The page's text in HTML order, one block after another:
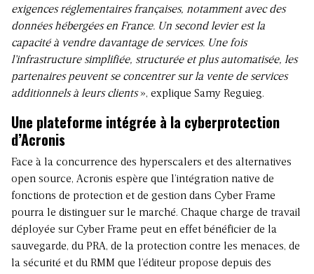
exigences réglementaires françaises, notamment avec des
données hébergées en France. Un second levier est la
capacité à vendre davantage de services. Une fois
l’infrastructure simplifiée, structurée et plus automatisée, les
partenaires peuvent se concentrer sur la vente de services
additionnels à leurs clients», explique Samy Reguieg.
Une plateforme intégrée à la cyberprotection
d’Acronis
Face à la concurrence des hyperscalers et des alternatives
open source, Acronis espère que l’intégration native de
fonctions de protection et de gestion dans Cyber Frame
pourra le distinguer sur le marché. Chaque charge de travail
déployée sur Cyber Frame peut en effet bénéficier de la
sauvegarde, du PRA, de la protection contre les menaces, de
la sécurité et du RMM que l’éditeur propose depuis des